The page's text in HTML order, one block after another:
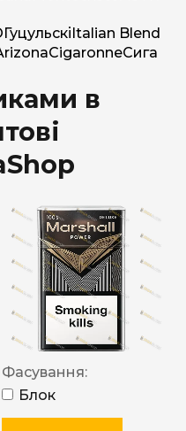
Гуцульскі Italian Blend
CigaronneСига
в
Фасування:
Блок